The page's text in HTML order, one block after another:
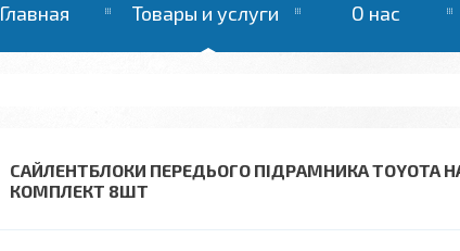
Главная Товары и услуги О нас
САЙЛЕНТБЛОКИ ПЕРЕДЬОГО ПІДРАМНИКА TOYOTA
КОМПЛЕКТ 8ШТ